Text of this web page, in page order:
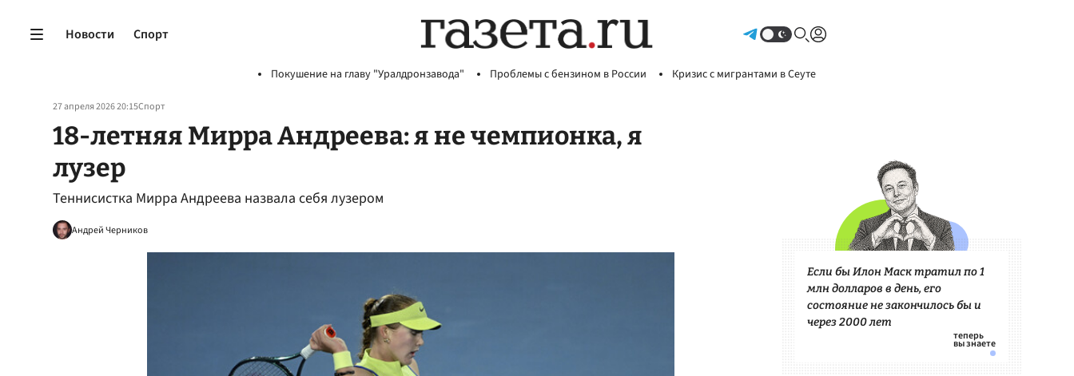
Новости Спорт
Покушение на главу "Уралдронзавода" Проблемы с бензином в России Кризис с мигрантами в Сеуте
27 апреля 2026 20:15Спорт
18-летняя Мирра Андреева: я не чемпионка, я
лузер
Теннисистка Мирра Андреева назвала себя лузером
Андрей Черников
Если бы Илон Маск тратил по 1
млн долларов в день, его
состояние не закончилось бы и
через 2000 лет